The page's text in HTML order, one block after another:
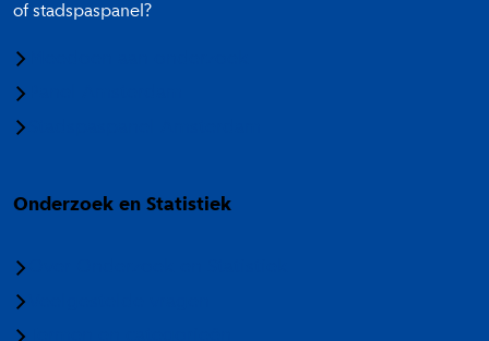
of stadspaspanel?
Onderzoek en Statistiek